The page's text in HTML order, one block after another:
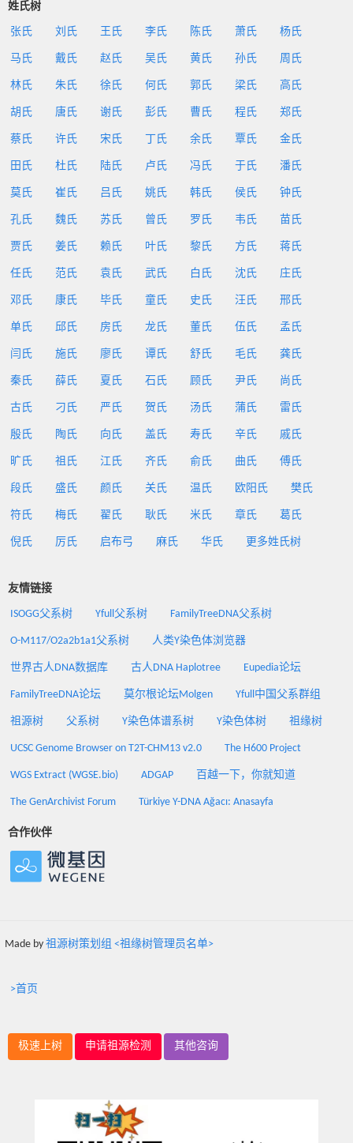
姓氏树
张氏 刘氏 王氏 李氏 陈氏 萧氏 杨氏
马氏 戴氏 赵氏 吴氏 黄氏 孙氏 周氏
林氏 朱氏 徐氏 何氏 郭氏 梁氏 高氏
胡氏 唐氏 谢氏 彭氏 曹氏 程氏 郑氏
蔡氏 许氏 宋氏 丁氏 余氏 覃氏 金氏
田氏 杜氏 陆氏 卢氏 冯氏 于氏 潘氏
莫氏 崔氏 吕氏 姚氏 韩氏 侯氏 钟氏
孔氏 魏氏 苏氏 曾氏 罗氏 韦氏 苗氏
贾氏 姜氏 赖氏 叶氏 黎氏 方氏 蒋氏
任氏 范氏 袁氏 武氏 白氏 沈氏 庄氏
邓氏 康氏 毕氏 童氏 史氏 汪氏 邢氏
单氏 邱氏 房氏 龙氏 董氏 伍氏 孟氏
闫氏 施氏 廖氏 谭氏 舒氏 毛氏 龚氏
秦氏 薛氏 夏氏 石氏 顾氏 尹氏 尚氏
古氏 刁氏 严氏 贺氏 汤氏 蒲氏 雷氏
殷氏 陶氏 向氏 盖氏 寿氏 辛氏 戚氏
旷氏 祖氏 江氏 齐氏 俞氏 曲氏 傅氏
段氏 盛氏 颜氏 关氏 温氏 欧阳氏 樊氏
符氏 梅氏 翟氏 耿氏 米氏 章氏 葛氏
倪氏 厉氏 启布弓 麻氏 华氏 更多姓氏树
友情链接
ISOGG父系树 Yfull父系树 FamilyTreeDNA父系树
O-M117/O2a2b1a1父系树 人类Y染色体浏览器
世界古人DNA数据库 古人DNA Haplotree Eupedia论坛
FamilyTreeDNA论坛 莫尔根论坛Molgen Yfull中国父系群组
祖源树 父系树 Y染色体谱系树 Y染色体树 祖缘树
UCSC Genome Browser on T2T-CHM13 v2.0 The H600 Project
WGS Extract (WGSE.bio) ADGAP 百越一下，你就知道
The GenArchivist Forum Türkiye Y-DNA Ağacı: Anasayfa
合作伙伴
Made by 祖源树策划组 <祖缘树管理员名单>
>首页
极速上树 申请祖源检测 其他咨询